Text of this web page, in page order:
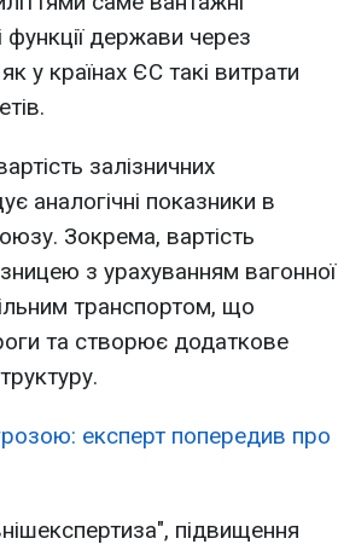
функції держави через
у країнах ЄС такі витрати
залізничних
аналогічні показники в
Зокрема, вартість
з урахуванням вагонної
транспортом, що
та створює додаткове
експерт попередив про
підвищення